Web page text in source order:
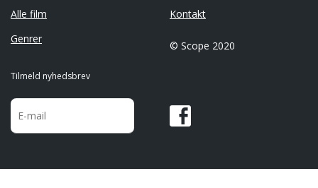
Alle film
Genrer
Kontakt
© Scope 2020
Tilmeld nyhedsbrev